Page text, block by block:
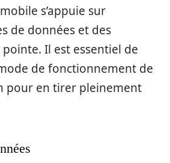
s’appuie sur
de données et des
Il est essentiel de
de fonctionnement de
pour en tirer pleinement